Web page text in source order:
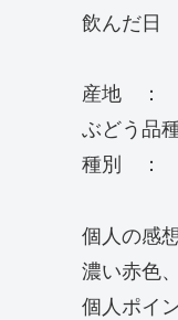
飲んだ日
産地 ：
ぶどう品
種別 ：
個人の感想
濃い赤色
個人ポイ